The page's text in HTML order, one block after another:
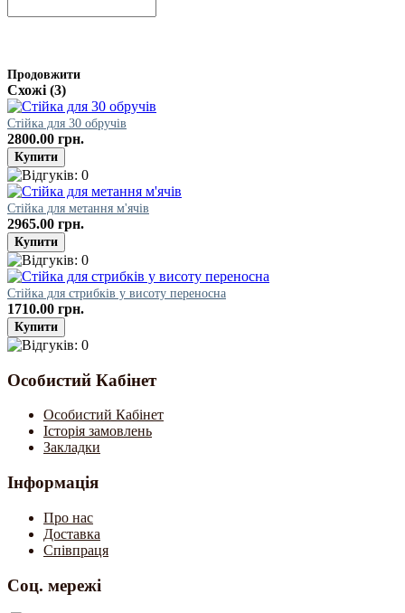
Продовжити
Схожі (3)
Стійка для 30 обручів
2800.00 грн.
Стійка для метання м'ячів
2965.00 грн.
Стійка для стрибків у висоту переносна
1710.00 грн.
Особистий Кабінет
Особистий Кабінет
Історія замовлень
Закладки
Інформація
Про нас
Доставка
Співпраця
Соц. мережі